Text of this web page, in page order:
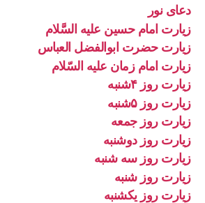
دعای نور
زیارت امام حسین علیه السَّلام
زیارت حضرت ابوالفضل العباس
زیارت امام زمان علیه السّلام
زیارت روز ۴شنبه
زیارت روز ۵شنبه
زیارت روز جمعه
زیارت روز دوشنبه
زیارت روز سه شنبه
زیارت روز شنبه
زیارت روز یکشنبه